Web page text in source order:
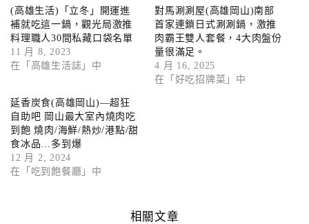
(高雄生活)「立冬」開運進
補就吃這一鍋，觀光局激推
料理職人30間私藏口袋名單
11 月 8, 2023
在「高雄生活誌」中
對馬涮涮屋(高雄岡山)南部
首家連鎖日式涮涮鍋，激推
肉霸王雙人套餐，4大肉盤份
量很滿足。
4 月 16, 2025
在「好吃招牌菜」中
延香炭食(高雄岡山)—超狂
自助吧 岡山最大室內燒肉吃
到飽 燒肉/海鮮/熱炒/港點/甜
食冰品…多到爆
12 月 2, 2024
在「吃到飽餐廳」中
相關文章